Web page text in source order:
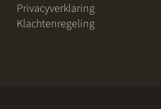
Privacyverklaring
Klachtenregeling